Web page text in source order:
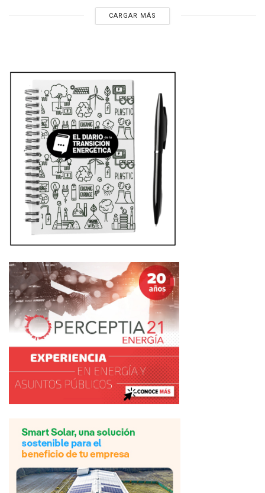
CARGAR MÁS